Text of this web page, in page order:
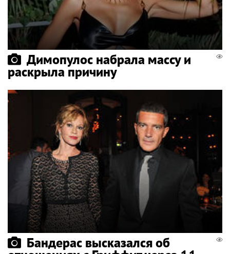
Димопулос набрала массу и
раскрыла причину
Бандерас высказался об